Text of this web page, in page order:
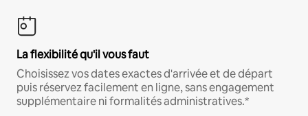
La flexibilité qu'il vous faut
Choisissez vos dates exactes d'arrivée et de départ
puis réservez facilement en ligne, sans engagement
supplémentaire ni formalités administratives.*